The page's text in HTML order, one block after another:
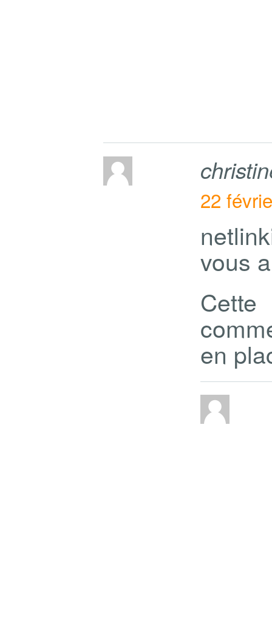
22
vous
en